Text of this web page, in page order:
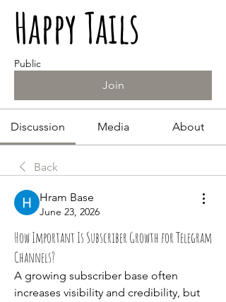
Happy Tails
Public
Join
Discussion Media About
Back
Hram Base
June 23, 2026
How Important Is Subscriber Growth for Telegram
Channels?
A growing subscriber base often
increases visibility and credibility, but